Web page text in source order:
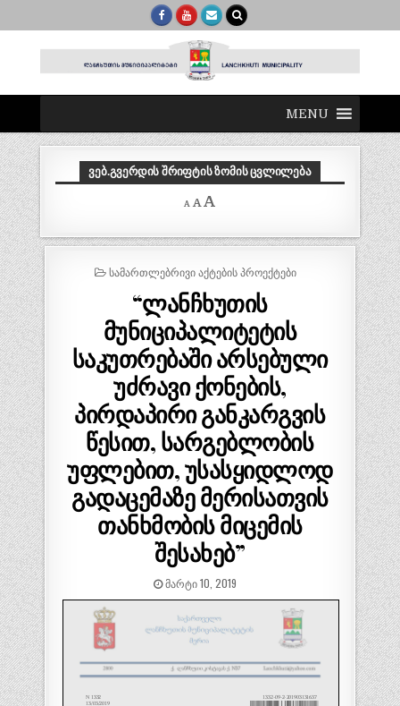
MENU
ᲕᲔᲑ.ᲒᲕᲔᲠᲓᲘᲡ ᲨᲠᲘᲤᲢᲘᲡ ᲖᲝᲛᲘᲡ ᲪᲕᲚᲘᲚᲔᲑᲐ
A
Decrease
font
A Reset
A
size.
POSTED
ᲡᲐᲛᲐᲠᲗᲚᲔᲑᲠᲘᲕᲘ ᲐᲥᲢᲔᲑᲘᲡ ᲞᲠᲝᲔᲥᲢᲔᲑᲘ
“ლანჩხუთის
მუნიციპალიტეტის
საკუთრებაში არსებული
უძრავი ქონების,
პირდაპირი განკარგვის
წესით, სარგებლობის
უფლებით, უსასყიდლოდ
გადაცემაზე მერისათვის
თანხმობის მიცემის
შესახებ”
ᲛᲐᲠᲢᲘ 10, 2019